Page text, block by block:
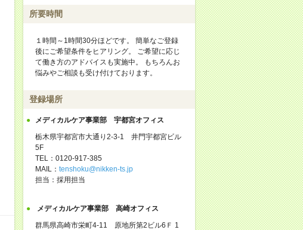
所要時間
１時間～1時間30分ほどです。 簡単なご登録
後にご希望条件をヒアリング。 ご希望に応じ
て働き方のアドバイスも実施中。 もちろんお
悩みやご相談も受け付けております。
登録場所
メディカルケア事業部 宇都宮オフィス
栃木県宇都宮市大通り2-3-1 井門宇都宮ビル
5F
TEL：0120-917-385
MAIL： tenshoku@nikken-ts.jp
担当：採用担当
メディカルケア事業部 高崎オフィス
群馬県高崎市栄町4-11 原地所第2ビル6Ｆ 1